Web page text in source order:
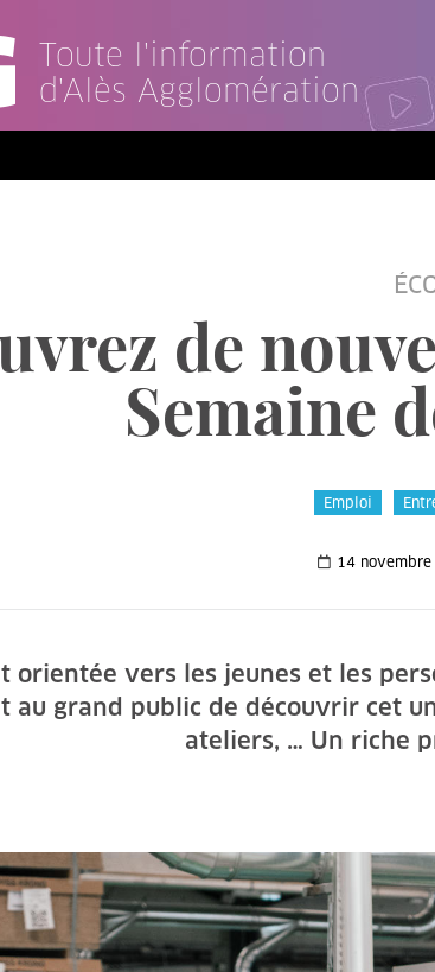
Toute l'information
d'Alès Agglomération
de
Semaine
Emploi
14
orientée vers les jeunes et les
au grand public de découvrir cet
ateliers, … Un riche